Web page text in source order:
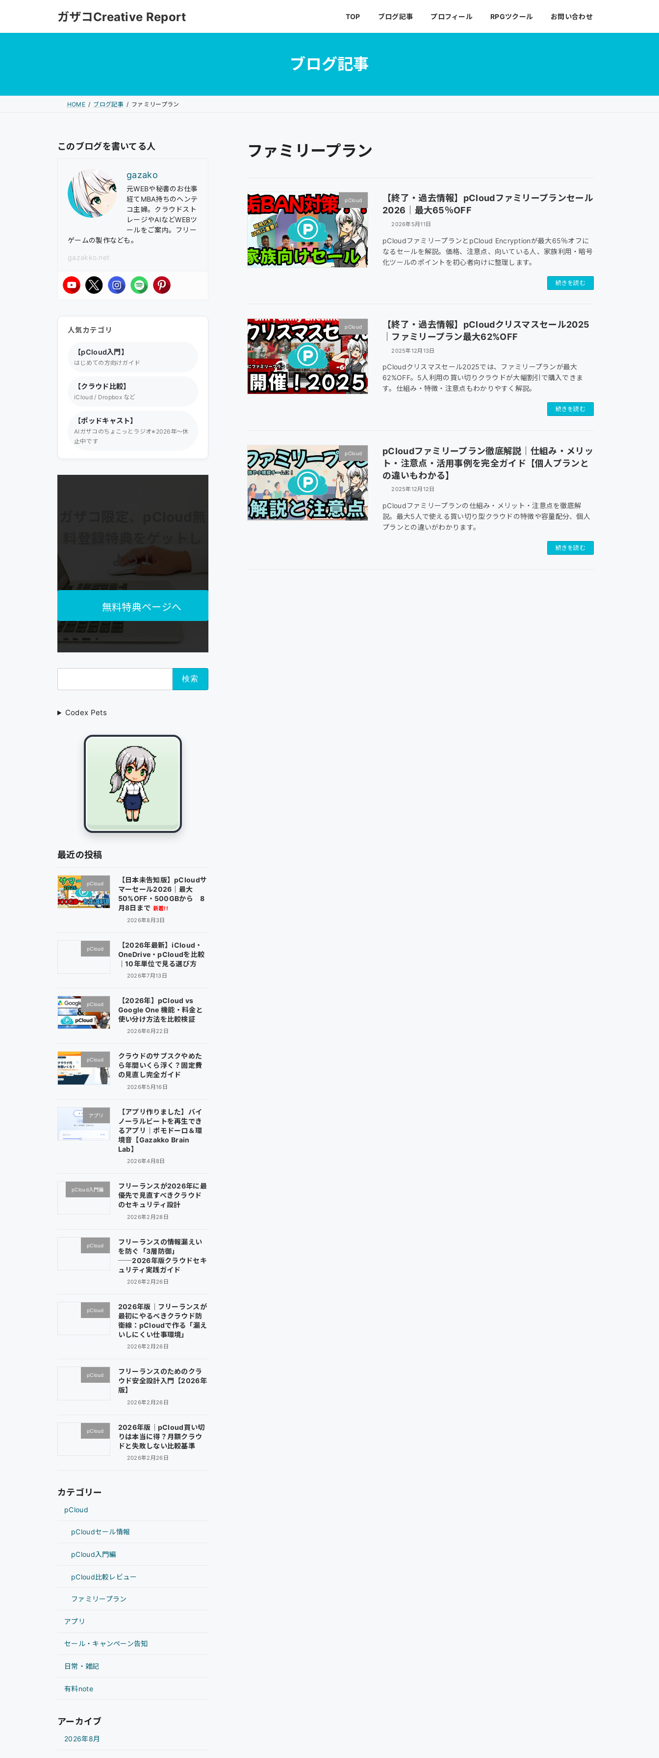
テ
キ
ゲ
に
ガザコCreative Report TOP ブログ記事 プロフィール RPGツクール お問い合わせ
ブログ記事
HOME ブログ記事 ファミリープラン
ファミリープラン
pCloud
【終了・過去情報】pCloudファミリープランセール
2026｜最大65％OFF
2026年5月11日
pCloudファミリープランとpCloud Encryptionが最大65％オフに
なるセールを解説。価格、注意点、向いている人、家族利用・暗号
化ツールのポイントを初心者向けに整理します。
続きを読む
pCloud
【終了・過去情報】pCloudクリスマスセール2025
｜ファミリープラン最大62%OFF
2025年12月13日
pCloudクリスマスセール2025では、ファミリープランが最大
62%OFF。5人利用の買い切りクラウドが大幅割引で購入できま
す。仕組み・特徴・注意点もわかりやすく解説。
続きを読む
pCloud
pCloudファミリープラン徹底解説｜仕組み・メリッ
ト・注意点・活用事例を完全ガイド【個人プランと
の違いもわかる】
2025年12月12日
pCloudファミリープランの仕組み・メリット・注意点を徹底解
説。最大5人で使える買い切り型クラウドの特徴や容量配分、個人
プランとの違いがわかります。
続きを読む
このブログを書いてる人
gazako
元WEBや秘書のお仕事
経てMBA持ちのヘンテ
コ主婦。クラウドスト
レージやAIなどWEBツ
ールをご案内。フリー
ゲームの製作なども。
gazakko.net
人気カテゴリ
【pCloud入門】
はじめての方向けガイド
【クラウド比較】
iCloud / Dropbox など
【ポッドキャスト】
AIガザコのちょこっとラジオ※2026年～休
止中です
よう！
無料特典ページへ
索:
Codex Pets
最近の投稿
pCloud
【日本未告知版】pCloudサ
マーセール2026｜最大
50%OFF・500GBから 8
月8日まで 新着!!
2026年8月3日
pCloud
【2026年最新】iCloud・
OneDrive・pCloudを比較
｜10年単位で見る選び方
2026年7月13日
pCloud
【2026年】pCloud vs
Google One 機能・料金と
使い分け方法を比較検証
2026年6月22日
pCloud
クラウドのサブスクやめた
ら年間いくら浮く？固定費
の見直し完全ガイド
2026年5月16日
アプリ
【アプリ作りました】バイ
ノーラルビートを再生でき
るアプリ｜ポモドーロ＆環
境音【Gazakko Brain
Lab】
2026年4月8日
pCloud入門編
フリーランスが2026年に最
優先で見直すべきクラウド
のセキュリティ設計
2026年2月28日
pCloud
フリーランスの情報漏えい
を防ぐ「3層防御」
──2026年版クラウドセキ
ュリティ実践ガイド
2026年2月26日
pCloud
2026年版｜フリーランスが
最初にやるべきクラウド防
衛線：pCloudで作る「漏え
いしにくい仕事環境」
2026年2月26日
pCloud
フリーランスのためのクラ
ウド安全設計入門【2026年
版】
2026年2月26日
pCloud
2026年版｜pCloud買い切
りは本当に得？月額クラウ
ドと失敗しない比較基準
2026年2月26日
カテゴリー
pCloud
pCloudセール情報
pCloud入門編
pCloud比較レビュー
ファミリープラン
アプリ
セール・キャンペーン告知
日常・雑記
有料note
アーカイブ
2026年8月